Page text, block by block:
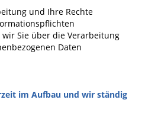
und Ihre Rechte
Sie über die Verarbeitung
Daten
im Aufbau und wir ständig